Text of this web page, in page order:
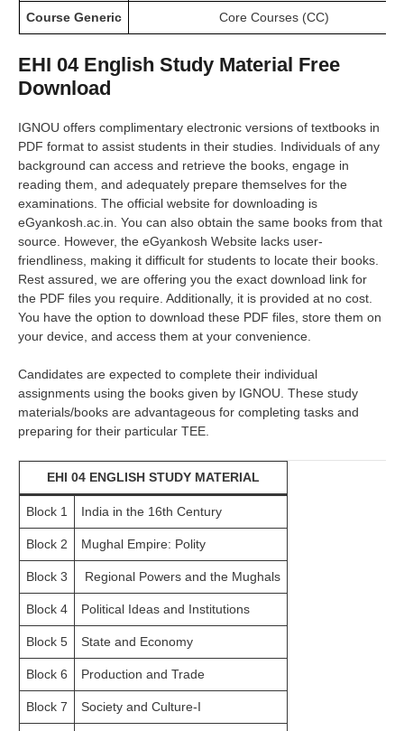
Course Generic Core Courses (CC)
EHI 04 English Study Material Free
Download
IGNOU offers complimentary electronic versions of textbooks in
PDF format to assist students in their studies. Individuals of any
background can access and retrieve the books, engage in
reading them, and adequately prepare themselves for the
examinations. The official website for downloading is
eGyankosh.ac.in. You can also obtain the same books from that
source. However, the eGyankosh Website lacks user-
friendliness, making it difficult for students to locate their books.
Rest assured, we are offering you the exact download link for
the PDF files you require. Additionally, it is provided at no cost.
You have the option to download these PDF files, store them on
your device, and access them at your convenience.
Candidates are expected to complete their individual
assignments using the books given by IGNOU. These study
materials/books are advantageous for completing tasks and
preparing for their particular TEE.
EHI 04 ENGLISH STUDY MATERIAL
Block 1 India in the 16th Century
Block 2 Mughal Empire: Polity
Block 3 Regional Powers and the Mughals
Block 4 Political Ideas and Institutions
Block 5 State and Economy
Block 6 Production and Trade
Block 7 Society and Culture-I